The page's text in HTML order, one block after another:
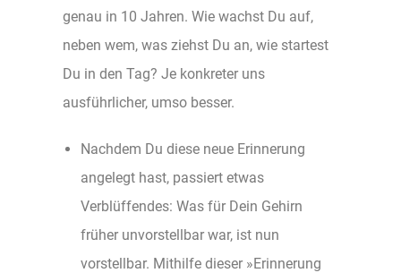
genau in 10 Jahren. Wie wachst Du auf,
neben wem, was ziehst Du an, wie startest
Du in den Tag? Je konkreter uns
ausführlicher, umso besser.
Nachdem Du diese neue Erinnerung
angelegt hast, passiert etwas
Verblüffendes: Was für Dein Gehirn
früher unvorstellbar war, ist nun
vorstellbar. Mithilfe dieser »Erinnerung